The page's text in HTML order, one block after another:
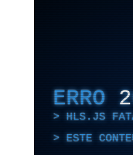
ERRO
HLS.JS
ESTE